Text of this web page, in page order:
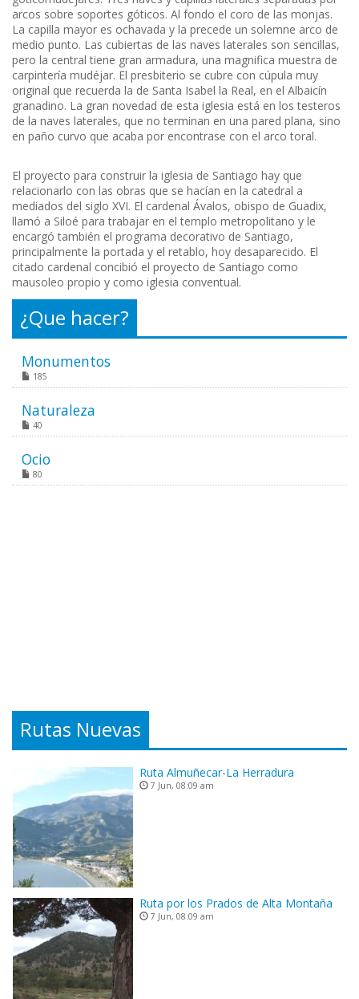
arcos sobre soportes góticos. Al fondo el coro de las monjas.
La capilla mayor es ochavada y la precede un solemne arco de
medio punto. Las cubiertas de las naves laterales son sencillas,
pero la central tiene gran armadura, una magnifica muestra de
carpintería mudéjar. El presbiterio se cubre con cúpula muy
original que recuerda la de Santa Isabel la Real, en el Albaicín
granadino. La gran novedad de esta iglesia está en los testeros
de la naves laterales, que no terminan en una pared plana, sino
en paño curvo que acaba por encontrase con el arco toral.
El proyecto para construir la iglesia de Santiago hay que
relacionarlo con las obras que se hacían en la catedral a
mediados del siglo XVI. El cardenal Ávalos, obispo de Guadix,
llamó a Siloé para trabajar en el templo metropolitano y le
encargó también el programa decorativo de Santiago,
principalmente la portada y el retablo, hoy desaparecido. El
citado cardenal concibió el proyecto de Santiago como
mausoleo propio y como iglesia conventual.
¿Que hacer?
Monumentos
185
Naturaleza
40
Ocio
80
Rutas Nuevas
Ruta Almuñecar-La Herradura
7 Jun, 08:09 am
Ruta por los Prados de Alta Montaña
7 Jun, 08:09 am